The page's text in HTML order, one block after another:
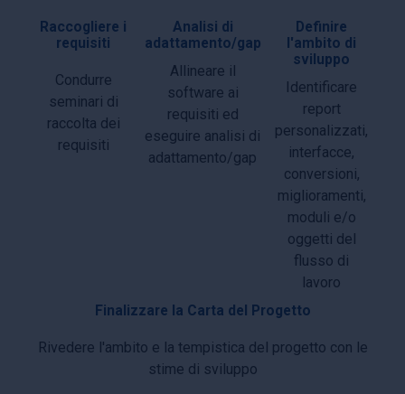
Raccogliere i
requisiti
Condurre
seminari di
raccolta dei
requisiti
Analisi di
adattamento/gap
Allineare il
software ai
requisiti ed
eseguire analisi di
adattamento/gap
Definire
l'ambito di
sviluppo
Identificare
report
personalizzati,
interfacce,
conversioni,
miglioramenti,
moduli e/o
oggetti del
flusso di
lavoro
Finalizzare la Carta del Progetto
Rivedere l'ambito e la tempistica del progetto con le
stime di sviluppo